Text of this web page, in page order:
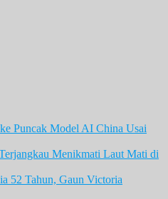
Puncak Model AI China Usai
Menikmati Laut Mati di
52 Tahun, Gaun Victoria